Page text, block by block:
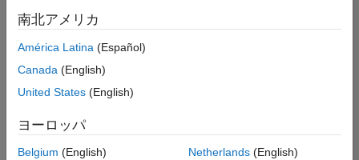
選
し
人
の
保
存
南北アメリカ
América Latina (Español)
Canada (English)
United States (English)
ヨーロッパ
Belgium (English)
Netherlands(English)